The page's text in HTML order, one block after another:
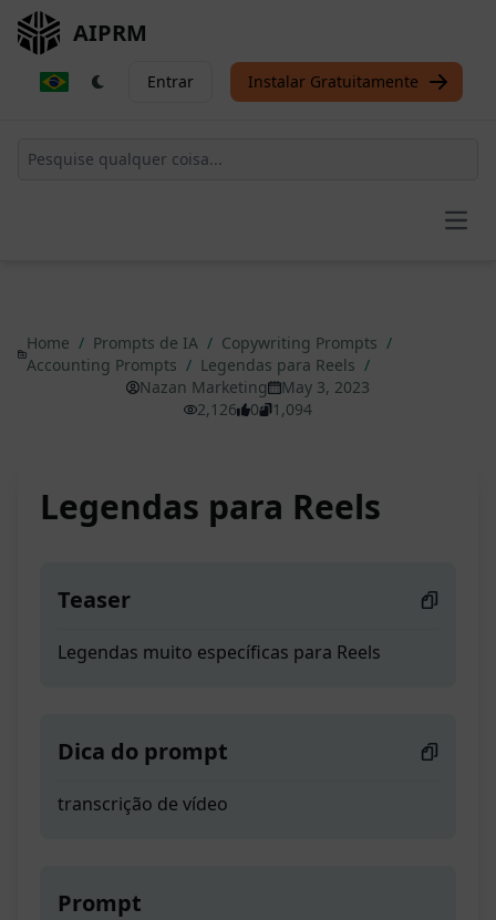
AIPRM
Entrar Instalar Gratuitamente
Home / Prompts de IA / Copywriting Prompts /
Accounting Prompts / Legendas para Reels /
Nazan Marketing
May 3, 2023
2,126
0 1,094
Legendas para Reels
Teaser
Legendas muito específicas para Reels
Dica do prompt
transcrição de vídeo
Prompt